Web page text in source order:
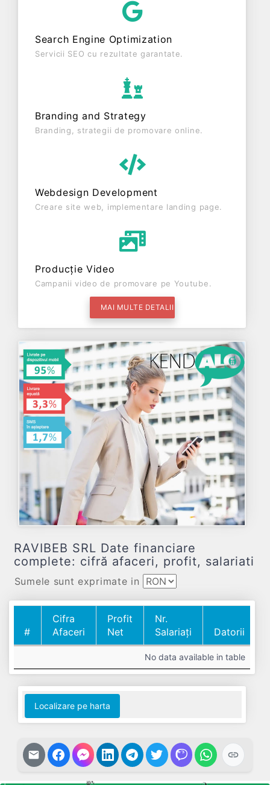
RADIATA. Societatea nu este plătitoare de TVA.
Search Engine Optimization
Servicii SEO cu rezultate garantate.
Branding and Strategy
Branding, strategii de promovare online.
Webdesign Development
Creare site web, implementare landing page.
Producție Video
Campanii video de promovare pe Youtube.
MAI MULTE DETALII
RAVIBEB SRL Date financiare
complete: cifră afaceri, profit, salariati
Sumele sunt exprimate in
#
Cifra
Afaceri
Profit
Net
Nr.
Salariați
Datorii
Afaceri
Net
Nr.
Salariați
Datorii
No data available in table
Localizare pe harta